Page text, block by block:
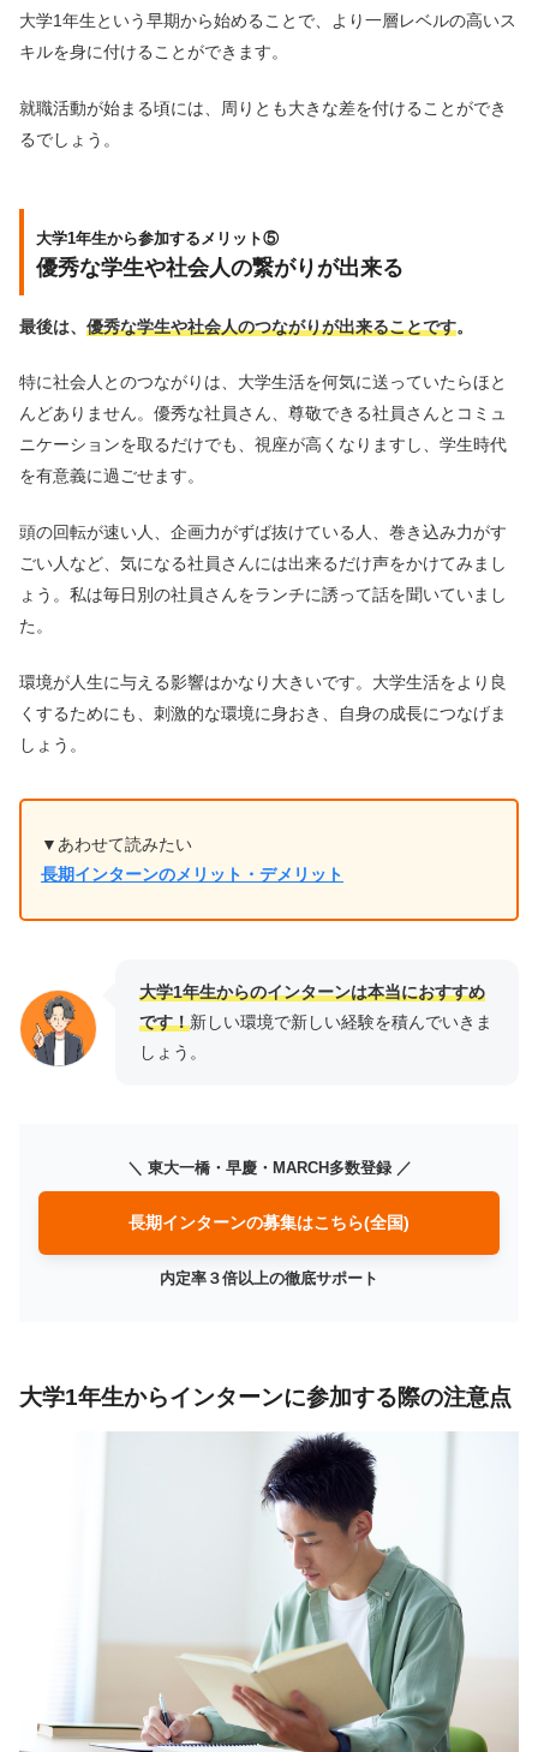
大学1年生という早期から始めることで、より一層レベルの高いス
キルを身に付けることができます。
就職活動が始まる頃には、周りとも大きな差を付けることができ
るでしょう。
大学1年生から参加するメリット⑤
優秀な学生や社会人の繋がりが出来る
最後は、 優秀な学生や社会人のつながりが出来ることです。
特に社会人とのつながりは、大学生活を何気に送っていたらほと
んどありません。優秀な社員さん、尊敬できる社員さんとコミュ
ニケーションを取るだけでも、視座が高くなりますし、学生時代
を有意義に過ごせます。
頭の回転が速い人、企画力がずば抜けている人、巻き込み力がす
ごい人など、気になる社員さんには出来るだけ声をかけてみまし
ょう。私は毎日別の社員さんをランチに誘って話を聞いていまし
た。
環境が人生に与える影響はかなり大きいです。大学生活をより良
くするためにも、刺激的な環境に身おき、自身の成長につなげま
しょう。
▼あわせて読みたい
長期インターンのメリット・デメリット
大学1年生からのインターンは本当におすすめ
です！新しい環境で新しい経験を積んでいきま
しょう。
＼ 東大一橋・早慶・MARCH多数登録 ／
長期インターンの募集はこちら(全国)
内定率３倍以上の徹底サポート
大学1年生からインターンに参加する際の注意点